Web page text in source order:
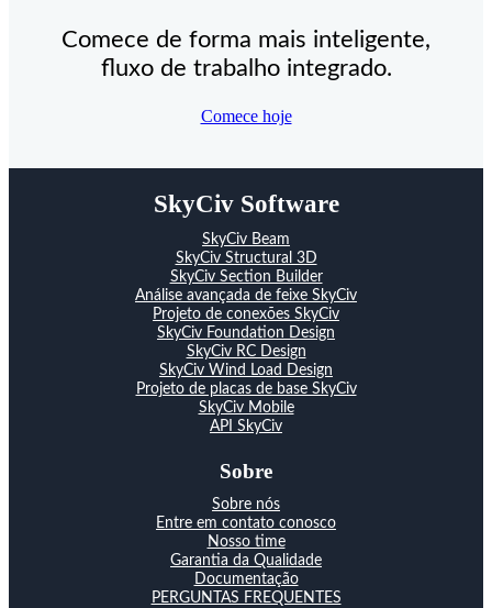
Comece de forma mais inteligente,
fluxo de trabalho integrado.
Comece hoje
SkyCiv Software
SkyCiv Beam
SkyCiv Structural 3D
SkyCiv Section Builder
Análise avançada de feixe SkyCiv
Projeto de conexões SkyCiv
SkyCiv Foundation Design
SkyCiv RC Design
SkyCiv Wind Load Design
Projeto de placas de base SkyCiv
SkyCiv Mobile
API SkyCiv
Sobre
Sobre nós
Entre em contato conosco
Nosso time
Garantia da Qualidade
Documentação
PERGUNTAS FREQUENTES